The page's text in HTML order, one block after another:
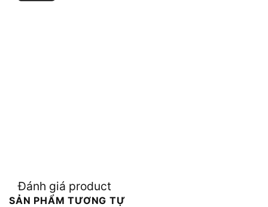
Đánh giá product
SẢN PHẨM TƯƠNG TỰ